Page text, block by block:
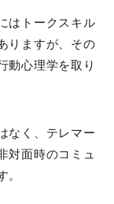
はトークスキル
りますが、その
動心理学を取り
なく、テレマー
対面時のコミュ
。